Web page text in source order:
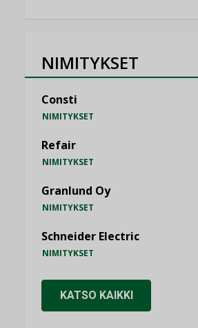
NIMITYKSET
Consti
NIMITYKSET
Refair
NIMITYKSET
Granlund Oy
NIMITYKSET
Schneider Electric
NIMITYKSET
KATSO KAIKKI